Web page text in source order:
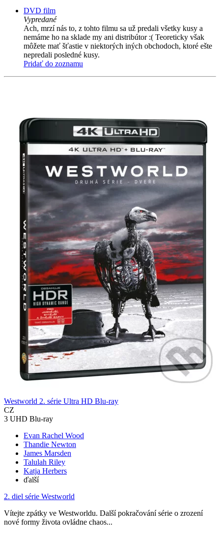
DVD film
Vypredané
Ach, mrzí nás to, z tohto filmu sa už predali všetky kusy a
nemáme ho na sklade my ani distribútor :( Teoreticky však
môžete mať šťastie v niektorých iných obchodoch, ktoré ešte
nepredali posledné kusy.
Pridať do zoznamu
Westworld 2. série Ultra HD Blu-ray
CZ
3 UHD Blu-ray
Evan Rachel Wood
Thandie Newton
James Marsden
Talulah Riley
Katja Herbers
ďalší
2. diel série Westworld
Vítejte zpátky ve Westworldu. Další pokračování série o zrození
nové formy života ovládne chaos...